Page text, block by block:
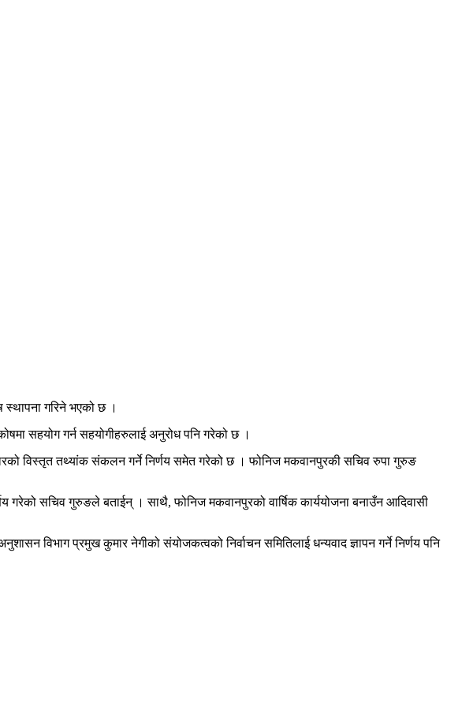
स्थापना गरिने भएको छ ।
सहयोग गर्न सहयोगीहरुलाई अनुरोध पनि गरेको छ ।
विस्तृत तथ्यांक संकलन गर्ने निर्णय समेत गरेको छ । फोनिज मकवानपुरकी सचिव रुपा गुरुङ
सचिव गुरुङले बताईन् । साथै, फोनिज मकवानपुरको वार्षिक कार्ययोजना बनाउँन आदिवासी
विभाग प्रमुख कुमार नेगीको संयोजकत्वको निर्वाचन समितिलाई धन्यवाद ज्ञापन गर्ने निर्णय पनि